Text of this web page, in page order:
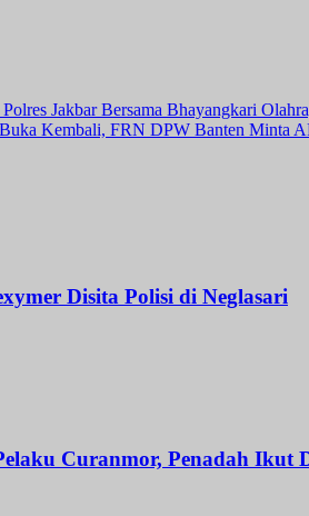
Jakbar Bersama Bhayangkari
Kembali, FRN DPW Banten Minta
Disita Polisi di Neglasari
Curanmor, Penadah Ikut